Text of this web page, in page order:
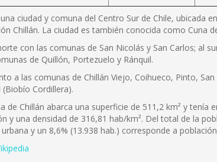
ciudad y comuna del Centro Sur de Chile, ubicada
Chillán. La ciudad es también conocida como Cuna
con las comunas de San Nicolás y San Carlos; al
de Quillón, Portezuelo y Ránquil.
a las comunas de Chillán Viejo, Coihueco, Pinto,
(Biobío Cordillera).
de Chillán abarca una superficie de 511,2 km² y
y una densidad de 316,81 hab/km². Del total de la
y un 8,6% (13.938 hab.) corresponde a